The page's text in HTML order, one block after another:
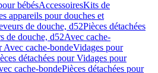
bébésAccessoiresKits de
appareils pour douches et
de douche, d52Pièces détachées
de douche, d52Avec cache-
Avec cache-bondeVidages pour
détachées pour Vidages pour
cache-bondePièces détachées pour